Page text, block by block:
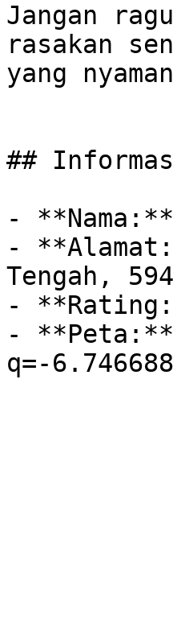
Jangan
rasakan
yang
##
-
-
Tengah,
-
- **Peta:**